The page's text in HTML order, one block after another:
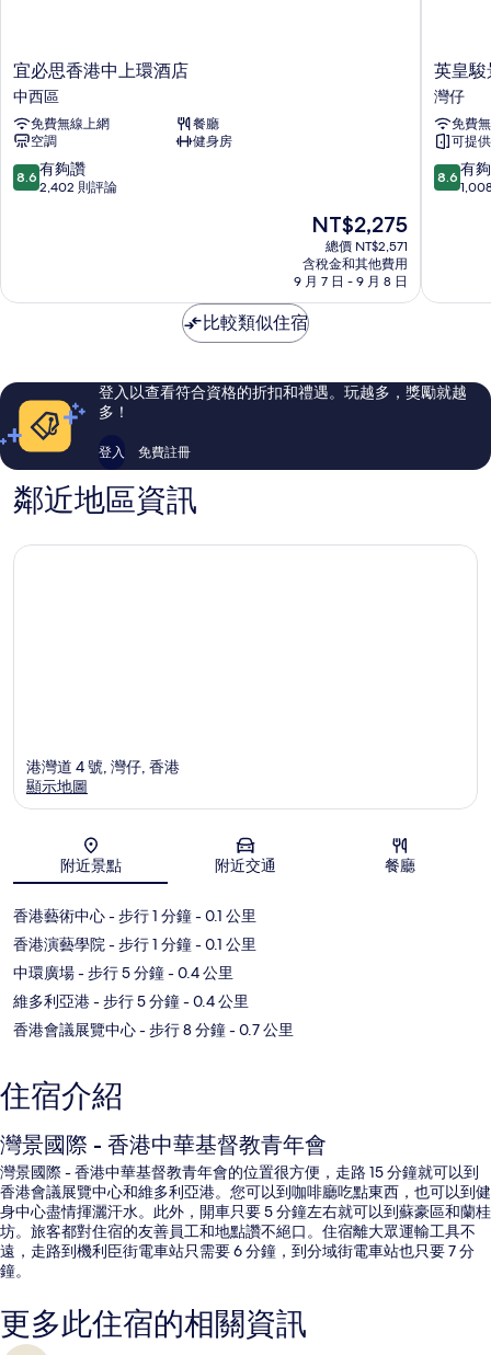
宜
必
思
香
港
中
上
區
宜必思香港中上環酒店
中西區
免費無線上網
餐廳
空調
健身房
8.6
分，
夠
評
論
8.6 有夠讚
2,402 則評論
現
價
格
為
NT$2,275
總價 NT$2,571
含稅金和其他費用
9 月 7 日 - 9 月 8 日
英
皇
駿
景
酒
店
灣
英皇駿
灣仔
免費
可提
8.6
分，
夠
評
論
8.6 有
比較類似住宿
登入以查看符合資格的折扣和禮遇。玩越多，獎勵就越
多！
登入 免費註冊
鄰近地區資訊
地圖
港灣道 4 號, 灣仔, 香港
顯示地圖
附近景點 附近交通 餐廳
香港藝術中心- 步行 1 分鐘- 0.1 公里
香港演藝學院- 步行 1 分鐘- 0.1 公里
中環廣場- 步行 5 分鐘- 0.4 公里
維多利亞港- 步行 5 分鐘- 0.4 公里
香港會議展覽中心- 步行 8 分鐘- 0.7 公里
住宿介紹
灣景國際 - 香港中華基督教青年會
灣景國際 - 香港中華基督教青年會的位置很方便，走路 15 分鐘就可以到
香港會議展覽中心和維多利亞港。您可以到咖啡廳吃點東西，也可以到健
身中心盡情揮灑汗水。此外，開車只要 5 分鐘左右就可以到蘇豪區和蘭桂
坊。旅客都對住宿的友善員工和地點讚不絕口。住宿離大眾運輸工具不
遠，走路到機利臣街電車站只需要 6 分鐘，到分域街電車站也只要 7 分
鐘。
更多此住宿的相關資訊